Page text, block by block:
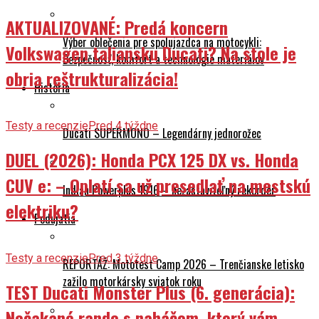
Výber oblečenia pre spolujazdca na motocykli:
Bezpečnosť, komfort a technológie materiálov
História
Ducati SUPERMONO – Legendárny jednorožec
Indian Powerplus 1916 – nezastaviteľný rekordér
Podujatia
REPORTÁŽ: Mototest Camp 2026 – Trenčianske letisko
zažilo motorkársky sviatok roku
AKTUALIZOVANÉ: Predá koncern
Volkswagen taliansku Ducati? Na stole je
obria reštrukturalizácia!
Testy a recenziePred 4 týždne
DUEL (2026): Honda PCX 125 DX vs. Honda
CUV e: – Oplatí sa už presedlať na mestskú
elektriku?
Testy a recenziePred 3 týždne
TEST Ducati Monster Plus (6. generácia):